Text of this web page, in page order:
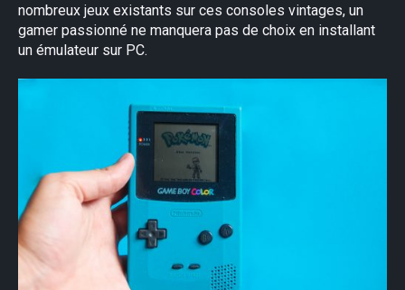
nombreux jeux existants sur ces consoles vintages, un
gamer passionné ne manquera pas de choix en installant
un émulateur sur PC.